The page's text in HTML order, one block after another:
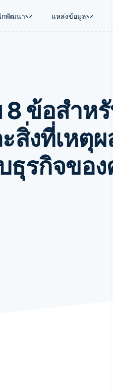
พัฒนา แหล่งข้อมูล
ใช้งาน
บิล
ตามรอบ
ผนล่วง
อัตโนมัติด้านการเงิน
ลก
งินในแอป
เงิน
ม
จัดการการชำระเงินตามรอบ
เสนอการเรียกเก็บเงินตามก
ออกบัตรที่มีสเตเบิลคอยน์รอง
จัดเตรียมและจัดการบริการด้ว
ข้อสําห
สิ่งที่เหตุผ
ธุรกิจขอ